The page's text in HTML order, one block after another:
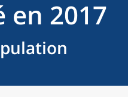
en 2017